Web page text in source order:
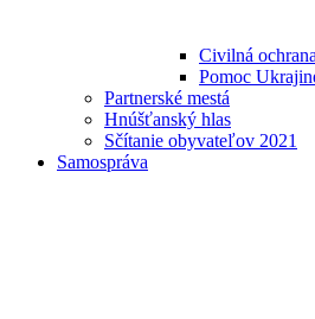
Civilná
Pomoc
Partnerské mestá
Hnúšťanský hlas
Sčítanie obyvateľov 2021
Samospráva